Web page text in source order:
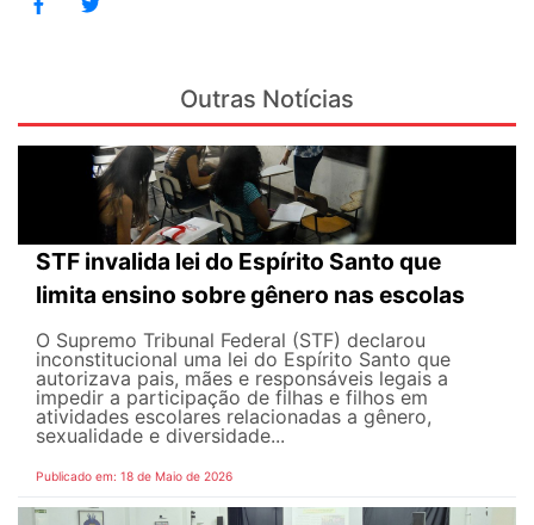
Outras Notícias
STF invalida lei do Espírito Santo que
limita ensino sobre gênero nas escolas
O Supremo Tribunal Federal (STF) declarou
inconstitucional uma lei do Espírito Santo que
autorizava pais, mães e responsáveis legais ​​a
impedir a participação de filhas e filhos em
atividades escolares relacionadas a gênero,
sexualidade e diversidade...
Publicado em: 18 de Maio de 2026